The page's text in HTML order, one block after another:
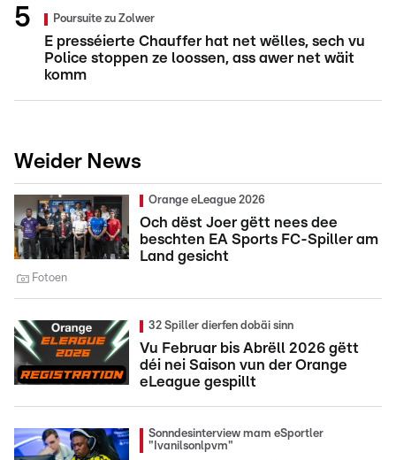
Poursuite zu Zolwer
E presséierte Chauffer hat net wëlles, sech vu
Police stoppen ze loossen, ass awer net wäit
komm
Weider News
Orange eLeague 2026
Och dëst Joer gëtt nees dee
beschten EA Sports FC-Spiller am
Land gesicht
Fotoen
32 Spiller dierfen dobäi sinn
Vu Februar bis Abrëll 2026 gëtt
déi nei Saison vun der Orange
eLeague gespillt
Sonndesinterview mam eSportler
"Ivanilsonlpvm"